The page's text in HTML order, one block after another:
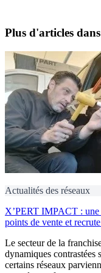
Plus d'articles
Actualités des réseaux
X’PERT IMPACT : une
points de vente et
Le secteur de la
dynamiques contrastées
certains réseaux